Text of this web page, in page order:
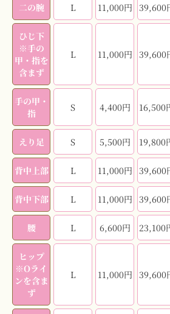
二の腕 L 11,000円 39,600
ひじ下
※手の
甲・指を
含まず
L 11,000円 39,600
手の甲・
指
S 4,400円 16,500
えり足 S 5,500円 19,800
背中上部 L 11,000円 39,600
背中下部 L 11,000円 39,600
腰 L 6,600円 23,100
ヒップ
※Oライ
ンを含ま
ず
L 11,000円 39,600